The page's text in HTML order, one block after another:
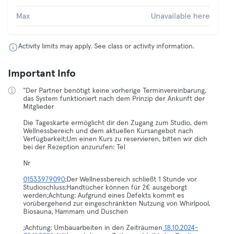
Max Unavailable here
Activity limits may apply. See class or activity information.
Important Info
"Der Partner benötigt keine vorherige Terminvereinbarung,
das System funktioniert nach dem Prinzip der Ankunft der
Mitglieder
Die Tageskarte ermöglicht dir den Zugang zum Studio, dem
Wellnessbereich und dem aktuellen Kursangebot nach
Verfügbarkeit;Um einen Kurs zu reservieren, bitten wir dich
bei der Rezeption anzurufen: Tel
01533979090;Der Wellnessbereich schließt 1 Stunde vor
Studioschluss;Handtücher können für 2€ ausgeborgt
werden;Achtung: Aufgrund eines Defekts kommt es
vorübergehend zur eingeschränkten Nutzung von Whirlpool,
Biosauna, Hammam und Duschen
;Achtung: Umbauarbeiten in den Zeiträumen 18.10.2024-